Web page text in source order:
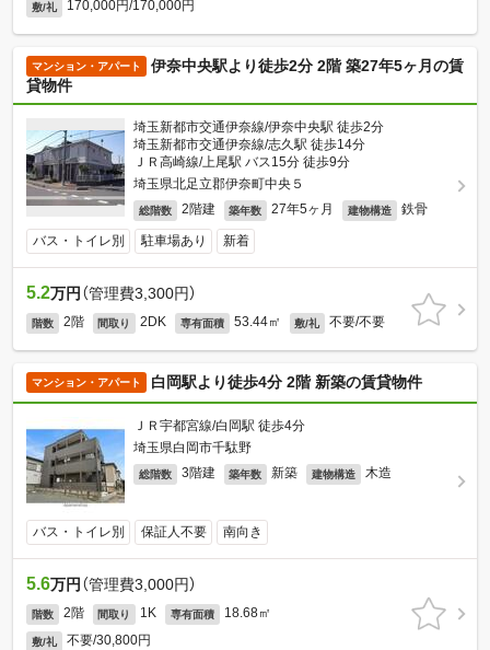
敷/礼 170,000円/170,000円
マンション・アパート
伊奈中央駅より徒歩2分 2階 築27年5ヶ月の賃
貸物件
埼玉新都市交通伊奈線/伊奈中央駅 徒歩2分
埼玉新都市交通伊奈線/志久駅 徒歩14分
ＪＲ高崎線/上尾駅 バス15分 徒歩9分
埼玉県北足立郡伊奈町中央５
総階数 2階建 築年数 27年5ヶ月 建物構造 鉄骨
バス・トイレ別 駐車場あり 新着
5.2万円 （管理費3,300円）
階数 2階 間取り 2DK 専有面積 53.44㎡ 敷/礼 不要/不要
マンション・アパート 白岡駅より徒歩4分 2階 新築の賃貸物件
ＪＲ宇都宮線/白岡駅 徒歩4分
埼玉県白岡市千駄野
総階数 3階建 築年数 新築 建物構造 木造
バス・トイレ別 保証人不要 南向き
5.6万円 （管理費3,000円）
階数 2階 間取り 1K 専有面積 18.68㎡
敷/礼 不要/30,800円